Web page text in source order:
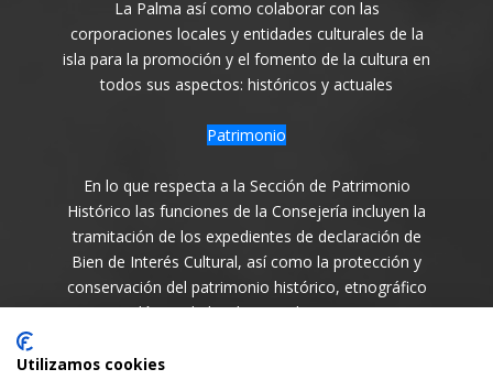
La Palma así como colaborar con las
corporaciones locales y entidades culturales de la
isla para la promoción y el fomento de la cultura en
todos sus aspectos: históricos y actuales
Patrimonio
En lo que respecta a la Sección de Patrimonio
Histórico las funciones de la Consejería incluyen la
tramitación de los expedientes de declaración de
Bien de Interés Cultural, así como la protección y
conservación del patrimonio histórico, etnográfico
y arqueológico de la Isla en todas sus variantes.
Utilizamos cookies